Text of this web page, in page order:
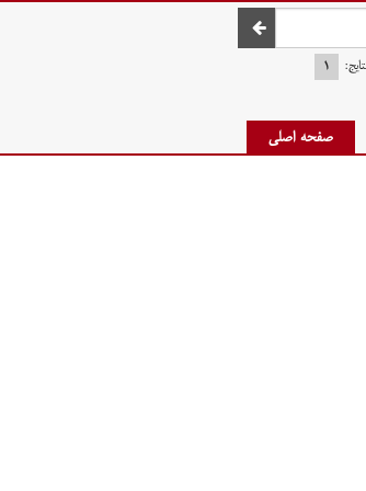
صفحه اصلی
۱
صفحه اصلی